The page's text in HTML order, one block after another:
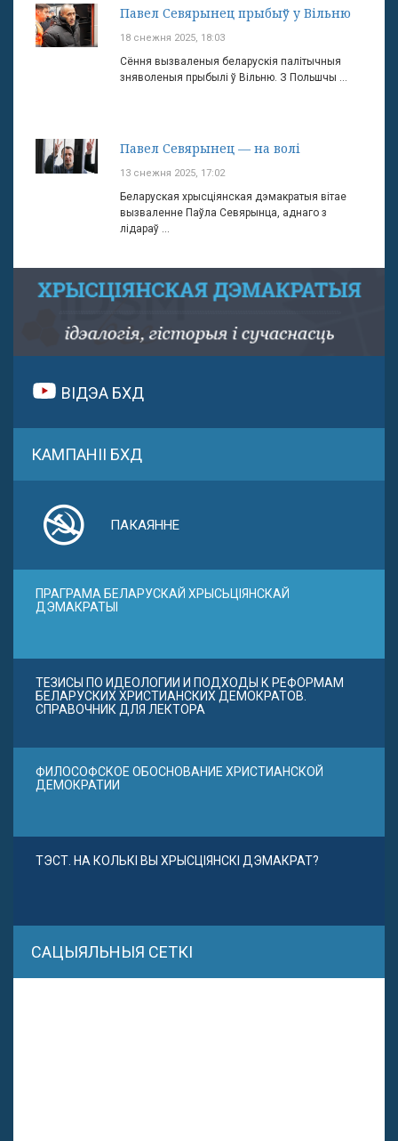
Павел Севярынец прыбыў у Вільню
18 снежня 2025, 18:03
Сёння вызваленыя беларускія палітычныя
зняволеныя прыбылі ў Вільню. З Польшчы ...
Павел Севярынец — на волі
13 снежня 2025, 17:02
Беларуская хрысціянская дэмакратыя вітае
вызваленне Паўла Севярынца, аднаго з
лідараў ...
ВІДЭА БХД
КАМПАНІІ БХД
ПАКАЯННЕ
ПРАГРАМА БЕЛАРУСКАЙ ХРЫСЬЦІЯНСКАЙ
ДЭМАКРАТЫІ
ТЕЗИСЫ ПО ИДЕОЛОГИИ И ПОДХОДЫ К РЕФОРМАМ
БЕЛАРУСКИХ ХРИСТИАНСКИХ ДЕМОКРАТОВ.
СПРАВОЧНИК ДЛЯ ЛЕКТОРА
ФИЛОСОФСКОЕ ОБОСНОВАНИЕ ХРИСТИАНСКОЙ
ДЕМОКРАТИИ
ТЭСТ. НА КОЛЬКІ ВЫ ХРЫСЦІЯНСКІ ДЭМАКРАТ?
САЦЫЯЛЬНЫЯ СЕТКІ